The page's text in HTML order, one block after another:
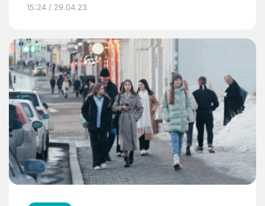
15:24 / 29.04.23